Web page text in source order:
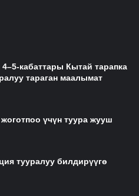
кабаттары Кытай тарапка
тараган маалымат
үчүн туура жууш
тууралуу билдирүүгө